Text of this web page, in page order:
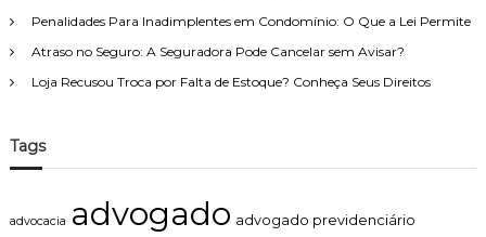
Penalidades Para Inadimplentes em Condomínio: O Que a Lei Permite
Atraso no Seguro: A Seguradora Pode Cancelar sem Avisar?
Loja Recusou Troca por Falta de Estoque? Conheça Seus Direitos
Tags
advocacia advogado advogado previdenciário